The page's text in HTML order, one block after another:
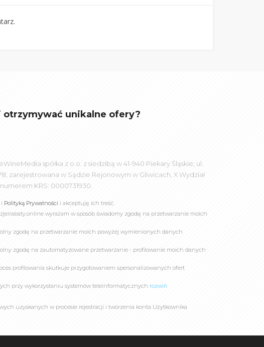
otrzymywać unikalne ofery?
spółka z o.o. z siedzibą w 41-940 Piekary Śląskie; ul.
zarejestrowana w Sądzie Rejonowym w Gliwicach, X Wydział
KRS: 0000731930.
i Polityką Prywatności i akceptuję ich treść.
wyrażam w sposób świadomy zgodę na przetwarzanie moich
zgodę na przetwarzanie moich powyżej wymienionych danych
zgodę na zautomatyzowane przetwarzanie - profilowanie moich danych
profilowania skutkuje przygotowaniem spersonalizowanych ofert
przy wykorzystaniu systemów teleinformatycznych rozwiń
uzyskanych w procesie rejestracji i tworzenia konta Użytkownika